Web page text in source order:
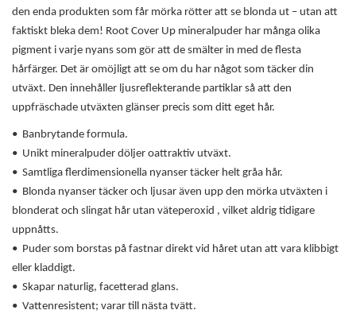
den enda produkten som får mörka rötter att se blonda ut – utan att
faktiskt bleka dem! Root Cover Up mineralpuder har många olika
pigment i varje nyans som gör att de smälter in med de flesta
hårfärger. Det är omöjligt att se om du har något som täcker din
utväxt. Den innehåller ljusreflekterande partiklar så att den
uppfräschade utväxten glänser precis som ditt eget hår.
• Banbrytande formula.
• Unikt mineralpuder döljer oattraktiv utväxt.
• Samtliga flerdimensionella nyanser täcker helt gråa hår.
• Blonda nyanser täcker och ljusar även upp den mörka utväxten i
blonderat och slingat hår utan väteperoxid , vilket aldrig tidigare
uppnåtts.
• Puder som borstas på fastnar direkt vid håret utan att vara klibbigt
eller kladdigt.
• Skapar naturlig, facetterad glans.
• Vattenresistent; varar till nästa tvätt.